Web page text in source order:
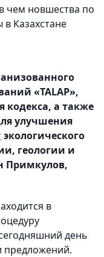
чем новшества по
Казахстане
«TALAP»,
кодекса, а также
улучшения
экологического
геологии и
Примкулов,
в
день
предложений.